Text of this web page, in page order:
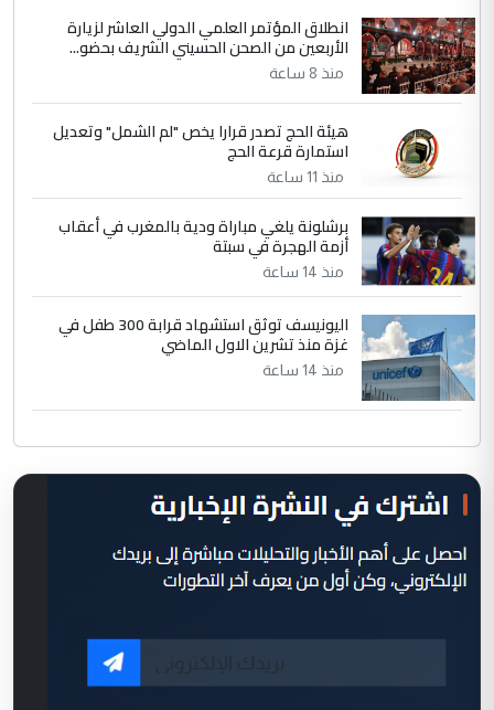
انطلاق المؤتمر العلمي الدولي العاشر لزيارة
الأربعين من الصحن الحسيني الشريف بحضو...
منذ 8 ساعة
هيئة الحج تصدر قرارا يخص "لم الشمل" وتعديل
استمارة قرعة الحج
منذ 11 ساعة
برشلونة يلغي مباراة ودية بالمغرب في أعقاب
أزمة الهجرة في سبتة
منذ 14 ساعة
اليونيسف توثق استشهاد قرابة 300 طفل في
غزة منذ تشرين الاول الماضي
منذ 14 ساعة